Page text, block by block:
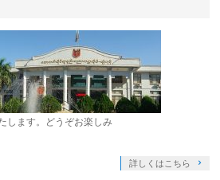
します。どうぞお楽しみ
詳しくはこちら